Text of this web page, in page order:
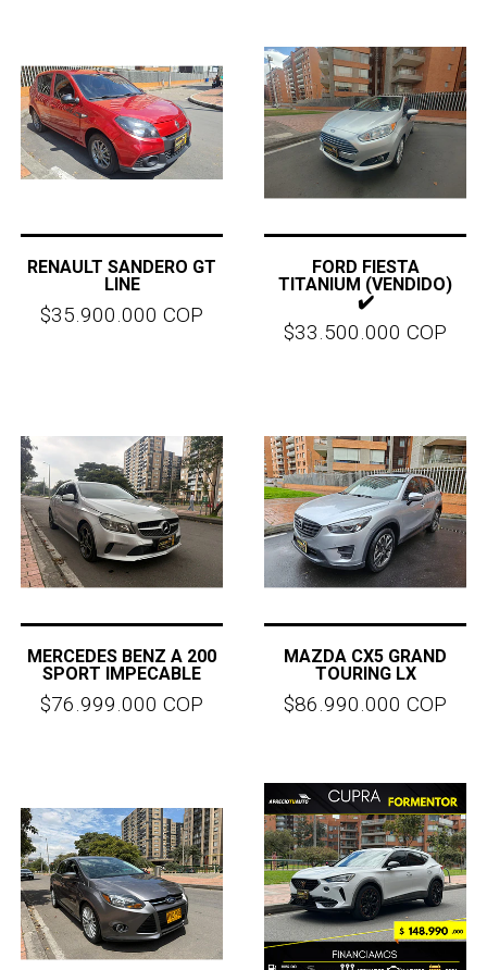
RENAULT SANDERO GT
LINE
$35.900.000 COP
FORD FIESTA
TITANIUM (VENDIDO)
✔️
$33.500.000 COP
MERCEDES BENZ A 200
SPORT IMPECABLE
$76.999.000 COP
MAZDA CX5 GRAND
TOURING LX
$86.990.000 COP